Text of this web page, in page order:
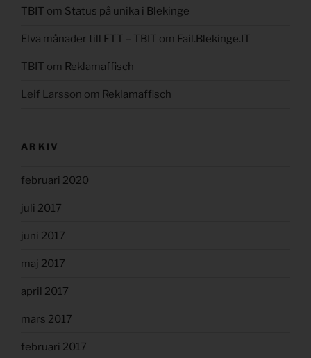
TBIT om Status på unika i Blekinge
Elva månader till FTT – TBIT om Fail.Blekinge.IT
TBIT om Reklamaffisch
Leif Larsson om Reklamaffisch
ARKIV
februari 2020
juli 2017
juni 2017
maj 2017
april 2017
mars 2017
februari 2017